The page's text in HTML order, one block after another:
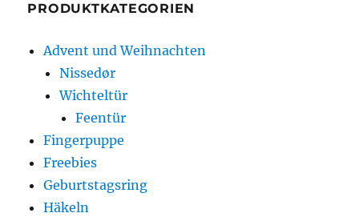
PRODUKTKATEGORIEN
Advent und Weihnachten
Nissedør
Wichteltür
Feentür
Fingerpuppe
Freebies
Geburtstagsring
Häkeln